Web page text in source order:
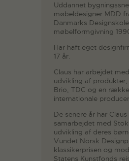
Uddannet
møbeldesigner MDD
Danmarks
møbelformgivning
Har haft eget
17 år.
Claus har arbejdet
udvikling af
Brio, TDC og en række
internationale
De senere år har Claus
samarbejdet med
udvikling af deres
Vundet Norsk
klassikerprisen og
Statens Kunstfonds